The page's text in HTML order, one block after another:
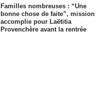
Familles nombreuses : “Une
bonne chose de faite”, mission
accomplie pour Laëtitia
Provenchère avant la rentrée